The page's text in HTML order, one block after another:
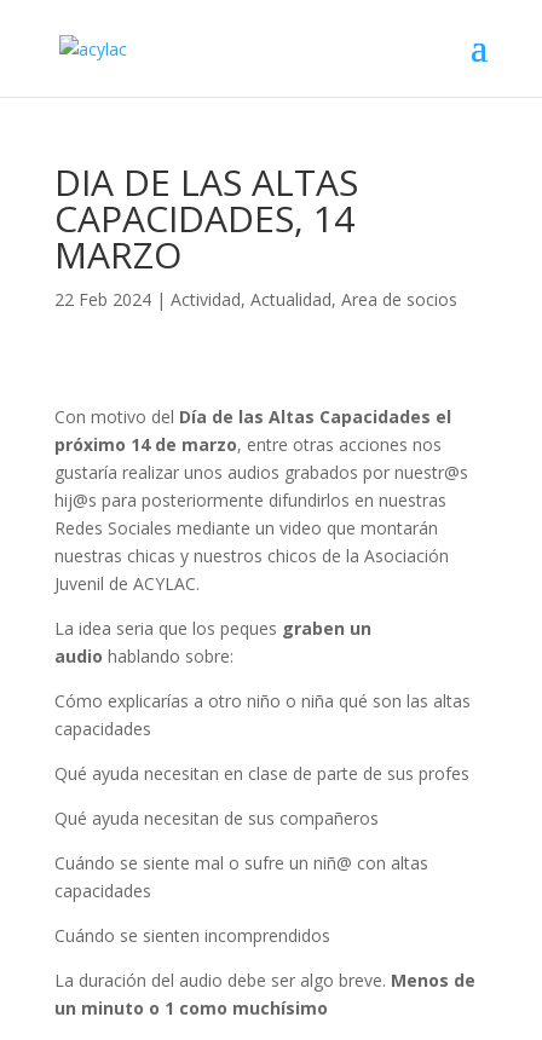
DIA DE LAS ALTAS
CAPACIDADES, 14
MARZO
22 Feb 2024| Actividad, Actualidad, Area de socios
Con motivo del Día de las Altas Capacidades el
próximo 14 de marzo, entre otras acciones nos
gustaría realizar unos audios grabados por nuestr@s
hij@s para posteriormente difundirlos en nuestras
Redes Sociales mediante un video que montarán
nuestras chicas y nuestros chicos de la Asociación
Juvenil de ACYLAC.
La idea seria que los peques graben un
audio hablando sobre:
Cómo explicarías a otro niño o niña qué son las altas
capacidades
Qué ayuda necesitan en clase de parte de sus profes
Qué ayuda necesitan de sus compañeros
Cuándo se siente mal o sufre un niñ@ con altas
capacidades
Cuándo se sienten incomprendidos
La duración del audio debe ser algo breve. Menos de
un minuto o 1 como muchísimo